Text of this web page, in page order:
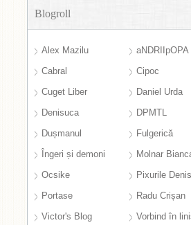
Blogroll
Alex Mazilu
aNDRIIpOPA
Cabral
Cipoc
Cuget Liber
Daniel Urda
Denisuca
DPMTL
Dușmanul
Fulgerică
Îngeri și demoni
Molnar
Ocsike
Pixurile
Portase
Radu Crișan
Victor's Blog
Vorbind în